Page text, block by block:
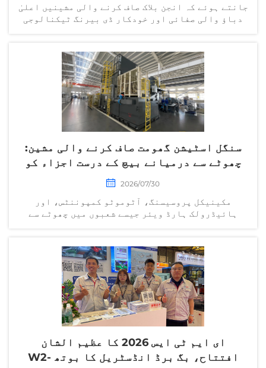
جانتے ہوئے کہ انجن بلاک صاف کرنے والی مشینیں اعلیٰ
دباؤ والی صفائی اور خودکار ڈی بیرنگ ٹیکنالوجی
میں صفائی اور قابل اعتمادی میں بہتری لائی جا سکے۔
سنگل اسٹیشن گھومت صاف کرنے والی مشین:
چھوٹے سے درمیانے بیچ کے درست اجزاء کو
موثر طریقے سے صاف کرنے کا ایک نیا حل
2026/07/30
مکینیکل پروسیسنگ، آٹوموٹو کمپوننٹس، اور
ہائیڈرولک ہارڈ ویئر جیسے شعبوں میں چھوٹے سے
پیداواری کارکردگی کو متاثر کرنے والے اہم عوامل
رہے ہیں۔
ای ایم ٹی ایس 2026 کا عظیم الشان
افتتاح، بگ برڈ انڈسٹریل کا بوتھ W2-